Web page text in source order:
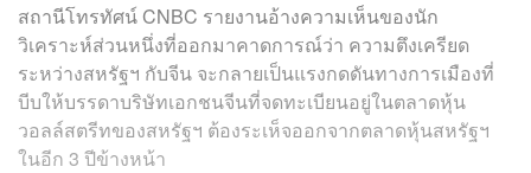
สถานีโทรทัศน์ CNBC รายงานอ้างความเห็นของนัก
วิเคราะห์ส่วนหนึ่งที่ออกมาคาดการณ์ว่า ความตึงเครียด
ระหว่างสหรัฐฯ กับจีน จะกลายเป็นแรงกดดันทางการเมืองที่
บีบให้บรรดาบริษัทเอกชนจีนที่จดทะเบียนอยู่ในตลาดหุ้น
วอลล์สตรีทของสหรัฐฯ ต้องระเห็จออกจากตลาดหุ้นสหรัฐฯ
ในอีก 3 ปีข้างหน้า